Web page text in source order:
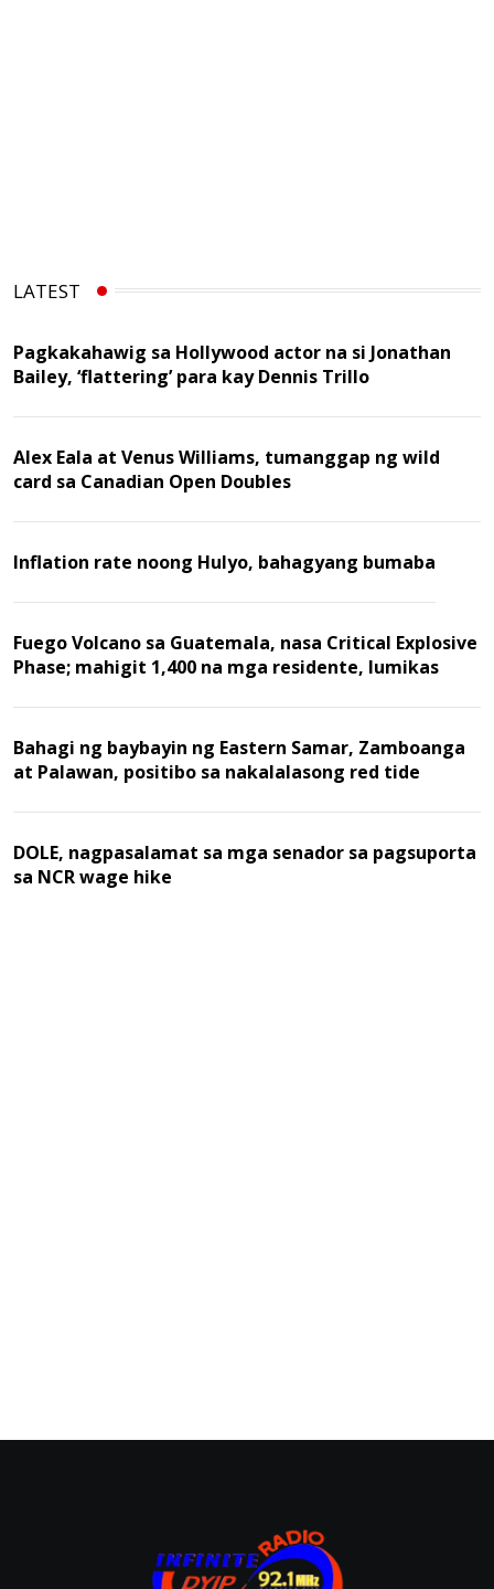
LATEST
Pagkakahawig sa Hollywood actor na si Jonathan
Bailey, ‘flattering’ para kay Dennis Trillo
Alex Eala at Venus Williams, tumanggap ng wild
card sa Canadian Open Doubles
Inflation rate noong Hulyo, bahagyang bumaba
Fuego Volcano sa Guatemala, nasa Critical Explosive
Phase; mahigit 1,400 na mga residente, lumikas
Bahagi ng baybayin ng Eastern Samar, Zamboanga
at Palawan, positibo sa nakalalasong red tide
DOLE, nagpasalamat sa mga senador sa pagsuporta
sa NCR wage hike